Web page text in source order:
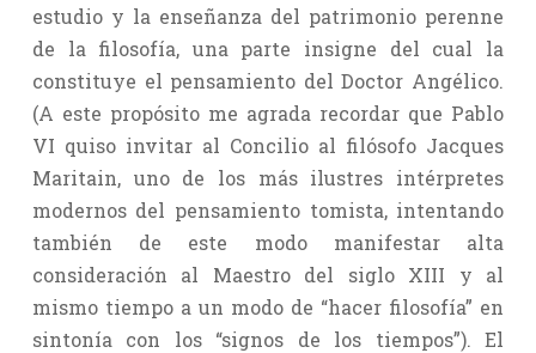
estudio y la enseñanza del patrimonio perenne
de la filosofía, una parte insigne del cual la
constituye el pensamiento del Doctor Angélico.
(A este propósito me agrada recordar que Pablo
VI quiso invitar al Concilio al filósofo Jacques
Maritain, uno de los más ilustres intérpretes
modernos del pensamiento tomista, intentando
también de este modo manifestar alta
consideración al Maestro del siglo XIII y al
mismo tiempo a un modo de “hacer filosofía” en
sintonía con los “signos de los tiempos”). El